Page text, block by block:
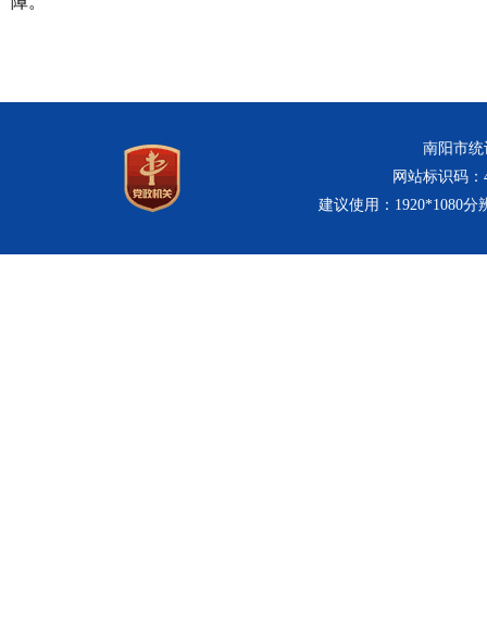
南阳市统
网站标识码：
建议使用：1920*1080